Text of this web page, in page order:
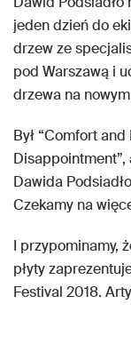
jeden dzień do
drzew ze
pod Warszawą i
drzewa na
Był “Comfort
Dawida
Czekamy na
I przypominamy,
płyty
Festival 2018.